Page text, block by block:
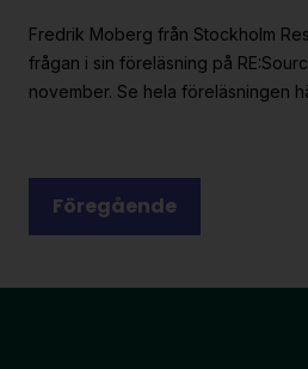
Fredrik Moberg från Stockholm
frågan i sin föreläsning på
november. Se hela föreläsningen
Posts
pagination
Föregående